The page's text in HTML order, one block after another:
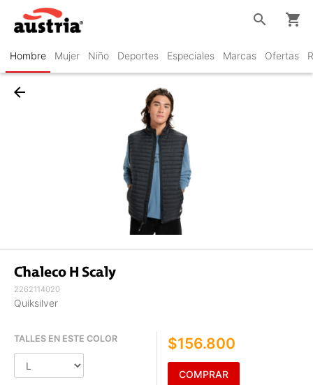
Hombre Mujer Niño Deportes Especiales Marcas Ofertas
search shopping_cart
arrow_back
Chaleco H Scaly
2262114020
Quiksilver
TALLES EN ESTE COLOR $156.800
COMPRAR